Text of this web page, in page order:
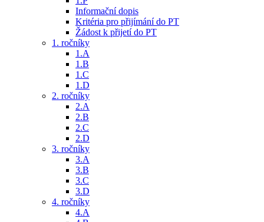
Informační dopis
Kritéria pro přijímání do PT
Žádost k přijetí do PT
1. ročníky
1.A
1.B
1.C
1.D
2. ročníky
2.A
2.B
2.C
2.D
3. ročníky
3.A
3.B
3.C
3.D
4. ročníky
4.A